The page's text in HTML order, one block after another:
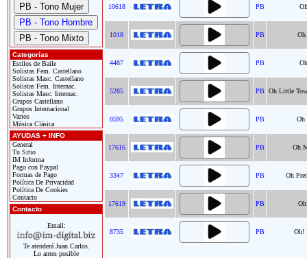
Categorías
Estilos de Baile
Solistas Fem. Castellano
Solistas Masc. Castellano
Solistas Fem. Internac.
Solistas Masc. Internac.
Grupos Castellano
Grupos Internacional
Varios
Música Clásica
AYUDAS + INFO
General
Tu Sitio
IM Informa
Pago con Paypal
Formas de Pago
Política De Privacidad
Política De Cookies
Contacto
Contacto
Email:
Te atenderá Juan Carlos.
Lo antes posible
10618 PB
1018 PB Oh
4487 PB
5285 PB Oh Little
0595 PB Oh
17616 PB Oh
3347 PB Oh
17619 PB
8735 PB Oh!